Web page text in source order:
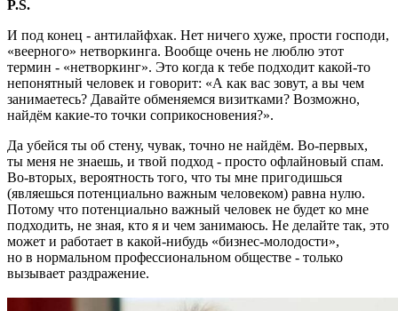
P.S.
И под конец - антилайфхак. Нет ничего хуже, прости господи,
«веерного» нетворкинга. Вообще очень не люблю этот
термин - «нетворкинг». Это когда к тебе подходит какой-то
непонятный человек и говорит: «А как вас зовут, а вы чем
занимаетесь? Давайте обменяемся визитками? Возможно,
найдём какие-то точки соприкосновения?».
Да убейся ты об стену, чувак, точно не найдём. Во-первых,
ты меня не знаешь, и твой подход - просто офлайновый спам.
Во-вторых, вероятность того, что ты мне пригодишься
(являешься потенциально важным человеком) равна нулю.
Потому что потенциально важный человек не будет ко мне
подходить, не зная, кто я и чем занимаюсь. Не делайте так, это
может и работает в какой-нибудь «бизнес-молодости»,
но в нормальном профессиональном обществе - только
вызывает раздражение.